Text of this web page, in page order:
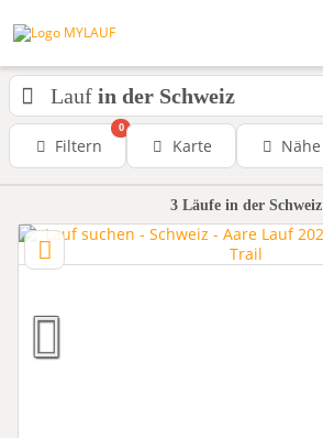
Lauf in der Schweiz
Filtern
0
Karte Nähe
3 Läufe in der Schweiz